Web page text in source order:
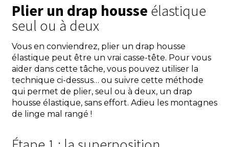
Plier un drap housse élastique
seul ou à deux
Vous en conviendrez, plier un drap housse
élastique peut être un vrai casse-tête. Pour vous
aider dans cette tâche, vous pouvez utiliser la
technique ci-dessus… ou suivre cette méthode
qui permet de plier, seul ou à deux, un drap
housse élastique, sans effort. Adieu les montagnes
de linge mal rangé !